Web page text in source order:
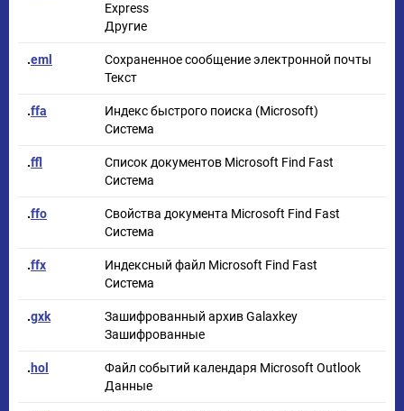
Express
Другие
.eml
Сохраненное сообщение электронной почты
Текст
.ffa
Индекс быстрого поиска (Microsoft)
Система
.ffl
Список документов Microsoft Find Fast
Система
.ffo
Свойства документа Microsoft Find Fast
Система
.ffx
Индексный файл Microsoft Find Fast
Система
.gxk
Зашифрованный архив Galaxkey
Зашифрованные
.hol
Файл событий календаря Microsoft Outlook
Данные